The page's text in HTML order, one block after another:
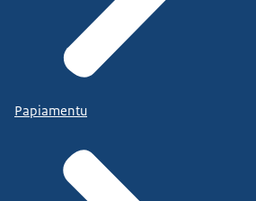
Papiamentu